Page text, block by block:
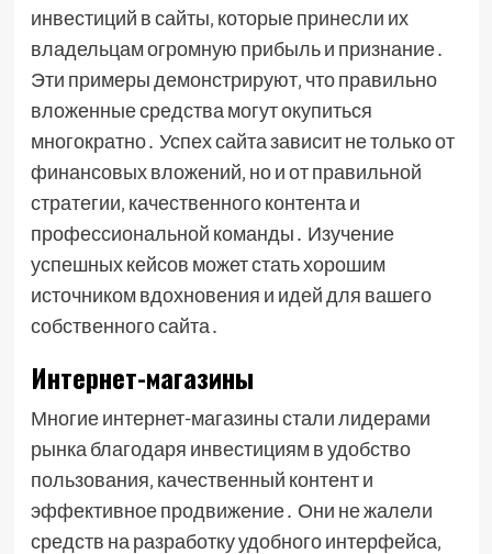
инвестиций в сайты‚ которые принесли их
владельцам огромную прибыль и признание․
Эти примеры демонстрируют‚ что правильно
вложенные средства могут окупиться
многократно․ Успех сайта зависит не только от
финансовых вложений‚ но и от правильной
стратегии‚ качественного контента и
профессиональной команды․ Изучение
успешных кейсов может стать хорошим
источником вдохновения и идей для вашего
собственного сайта․
Интернет-магазины
Многие интернет-магазины стали лидерами
рынка благодаря инвестициям в удобство
пользования‚ качественный контент и
эффективное продвижение․ Они не жалели
средств на разработку удобного интерфейса‚